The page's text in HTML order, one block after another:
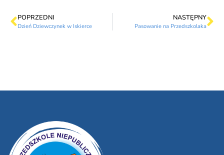
POPRZEDNI
Dzień Dziewczynek w Iskierce
NASTĘPNY
Pasowanie na Przedszkolaka